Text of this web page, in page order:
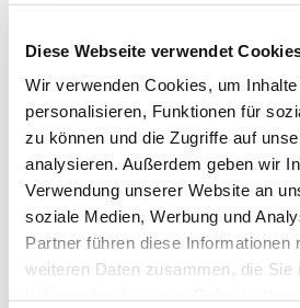
Diese Webseite verwendet
Wir verwenden Cookies, um
personalisieren, Funktionen für
zu können und die Zugriffe auf
analysieren. Außerdem geben wir
Verwendung unserer Website an
soziale Medien, Werbung und
Partner führen diese Informationen
weiteren Daten zusammen, die Sie
Archive
2026
2025
2024
2023
2022
2021